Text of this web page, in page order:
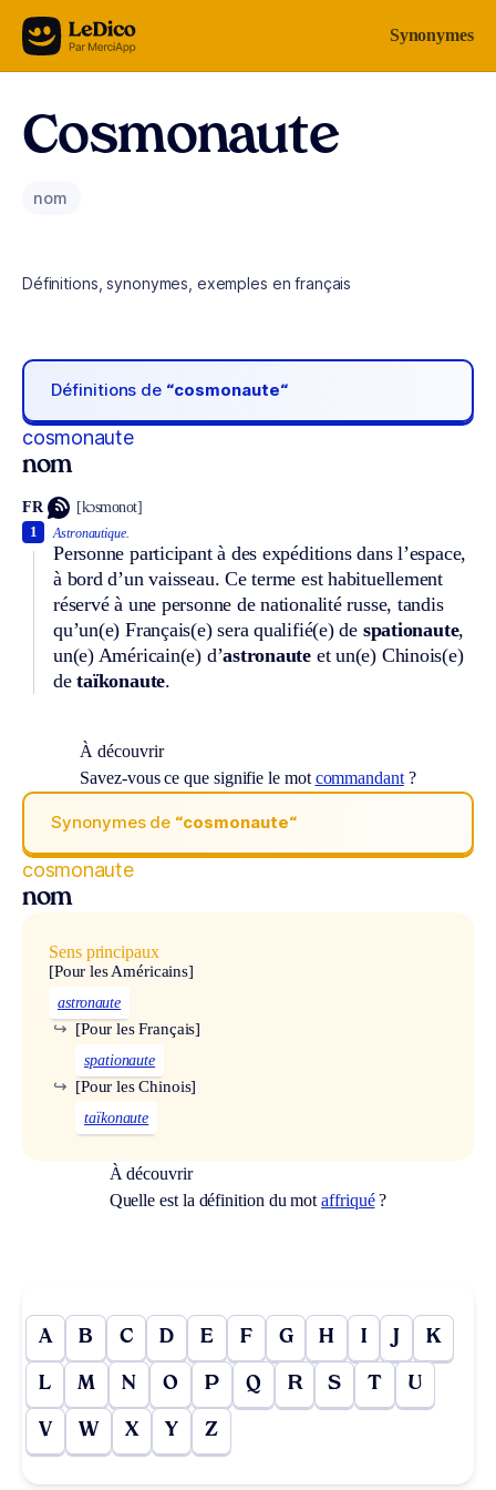
Aller au contenu Synonymes
Cosmonaute
nom
Définitions, synonymes, exemples en français
Définitions de “cosmonaute“
cosmonaute
nom
FR [kɔsmonot]
Astronautique.
Personne participant à des expéditions dans l’espace,
à bord d’un vaisseau. Ce terme est habituellement
réservé à une personne de nationalité russe, tandis
qu’un(e) Français(e) sera qualifié(e) de spationaute,
un(e) Américain(e) d’astronaute et un(e) Chinois(e)
detaïkonaute.
1
À découvrir
Savez-vous ce que signifie le mot commandant?
Synonymes de “cosmonaute“
cosmonaute
nom
Sens principaux
[Pour les Américains]
astronaute
[Pour les Français]
↪
spationaute
[Pour les Chinois]
↪
taïkonaute
À découvrir
Quelle est la définition du motaffriqué?
A B C D E F G H I J K
L M N O P Q R S T U
V W X Y Z